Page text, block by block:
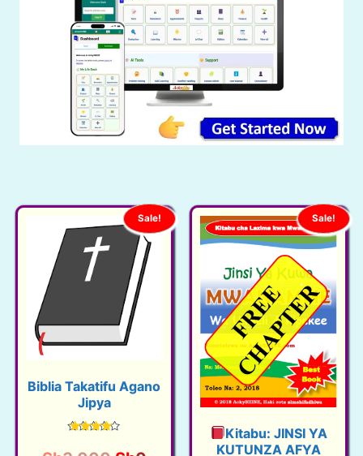
Sale!
Biblia Takatifu Agano
Jipya
4.35
Sale!
Kitabu: JINSI YA
KUTUNZA AFYA